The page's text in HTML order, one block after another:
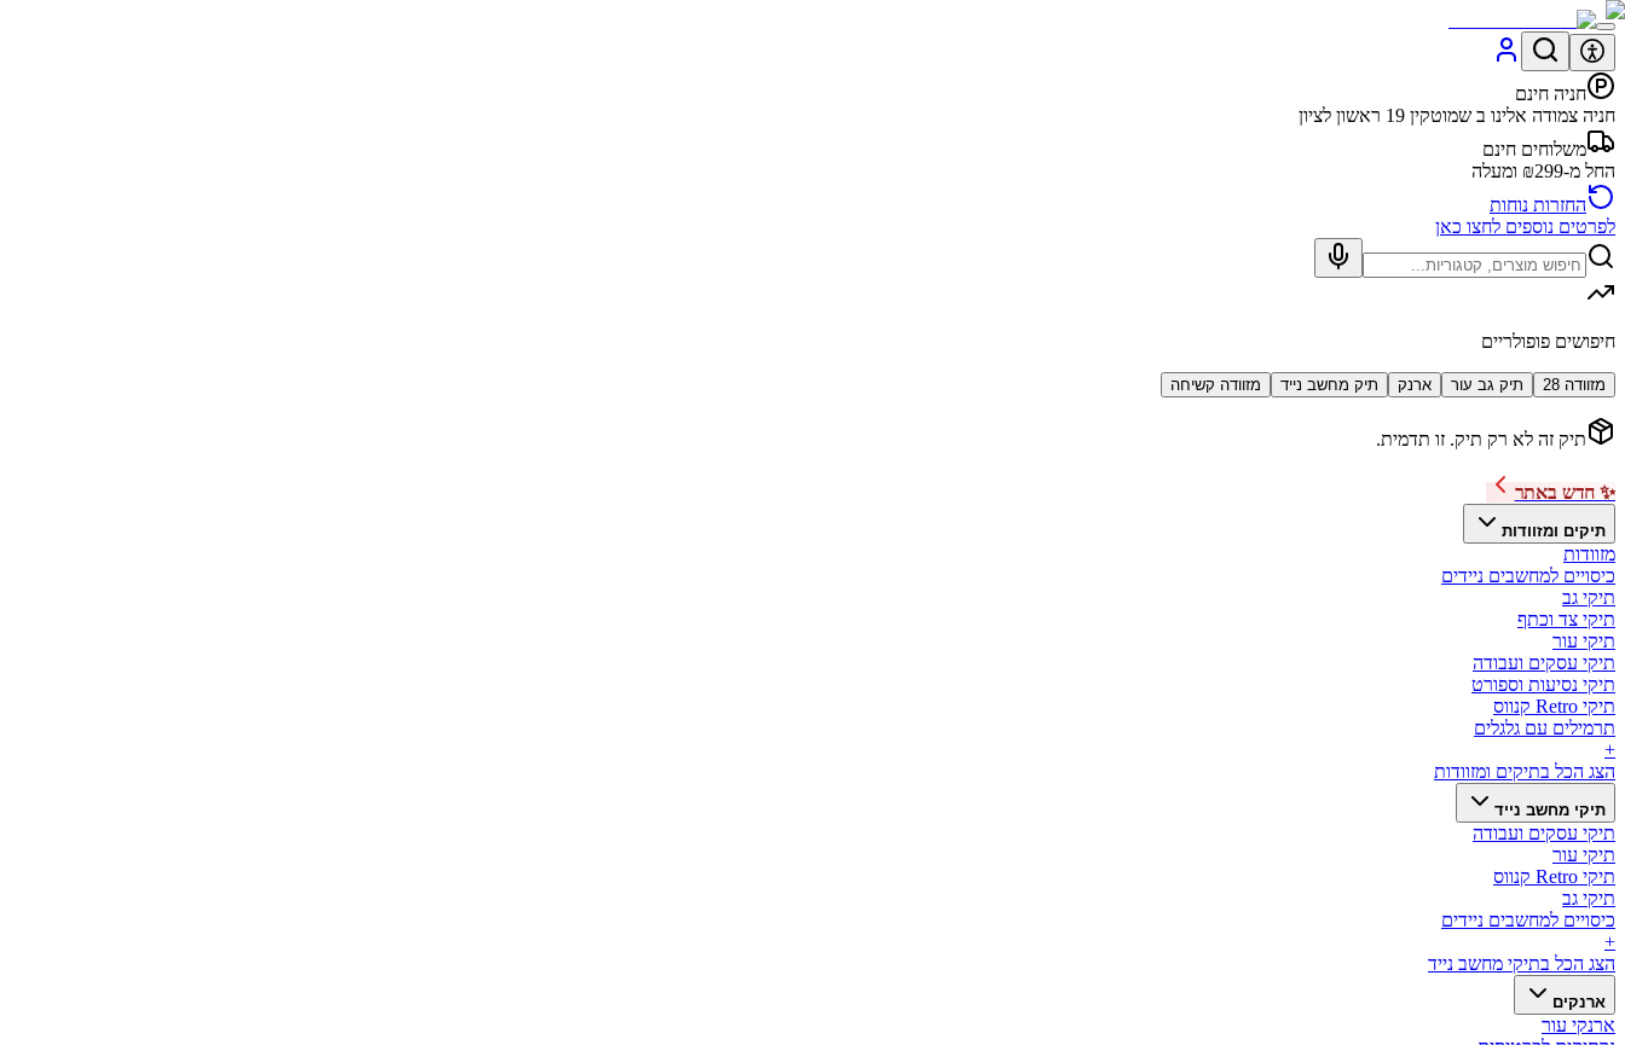
חניה חינם
חניה צמודה אלינו ב שמוטקין 19 ראשון לציון
משלוחים חינם
החל מ-₪299 ומעלה
החזרות נוחות
לפרטים נוספים לחצו כאן
חיפושים פופולריים
מזוודה 28 תיק גב עור ארנק תיק מחשב נייד מזוודה קשיחה
תיק זה לא רק תיק. זו תדמית.
✨ חדש באתר
תיקים ומזוודות
מזוודות
כיסויים למחשבים ניידים
תיקי גב
תיקי צד וכתף
תיקי עור
תיקי עסקים ועבודה
תיקי נסיעות וספורט
תיקי Retro קנווס
תרמילים עם גלגלים
+
הצג הכל בתיקים ומזוודות
תיקי מחשב נייד
תיקי עסקים ועבודה
תיקי עור
תיקי Retro קנווס
תיקי גב
כיסויים למחשבים ניידים
+
הצג הכל בתיקי מחשב נייד
ארנקים
ארנקי עור